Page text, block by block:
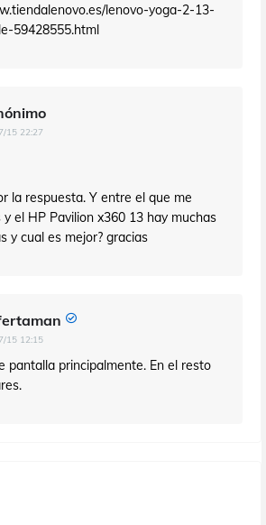
lenovo-yoga-2-13-
59428555.html
15 22:27
la respuesta. Y entre el que me
el HP Pavilion x360 13 hay muchas
y cual es mejor? gracias
15 12:15
pantalla principalmente. En el resto